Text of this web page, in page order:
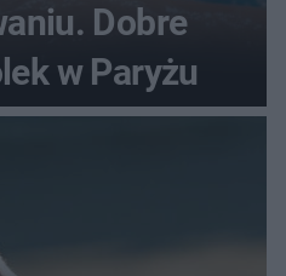
Dobre
w Paryżu